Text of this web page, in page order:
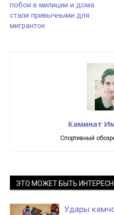
побои в милиции и дома
стали привычными для
мигранток
Каминат
Спортивный
ЭТО МОЖЕТ БЫТЬ
Удары